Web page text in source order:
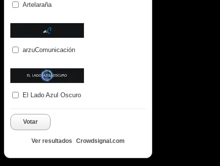
Artelaraña
arzuComunicación
El Lado Azul Oscuro
Votar
Ver resultados Crowdsignal.com